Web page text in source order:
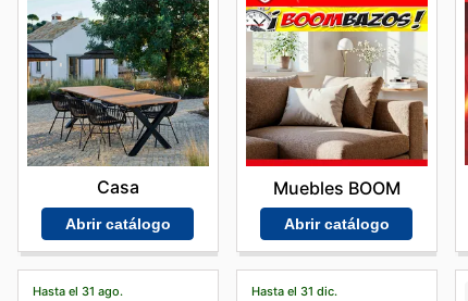
Casa
Abrir catálogo
Muebles BOOM
Abrir catálogo
Hasta el 31 ago. Hasta el 31 dic.